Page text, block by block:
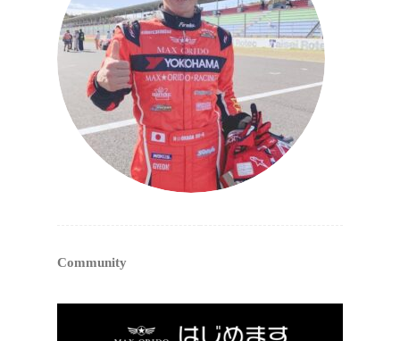
Community